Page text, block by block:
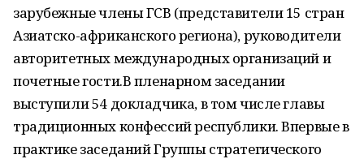
зарубежные члены ГСВ (представители 15 стран
Азиатско-африканского региона), руководители
авторитетных международных организаций и
почетные гости.В пленарном заседании
выступили 54 докладчика, в том числе главы
традиционных конфессий республики. Впервые в
практике заседаний Группы стратегического